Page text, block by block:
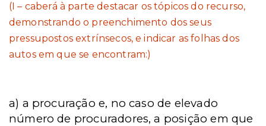
(I – caberá à parte destacar os tópicos do recurso,
demonstrando o preenchimento dos seus
pressupostos extrínsecos, e indicar as folhas dos
autos em que se encontram:)
a) a procuração e, no caso de elevado
número de procuradores, a posição em que